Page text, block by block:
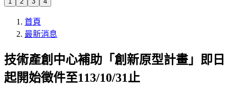
首頁
最新消息
技術產創中心補助「創新原型計畫」即日
起開始徵件至113/10/31止